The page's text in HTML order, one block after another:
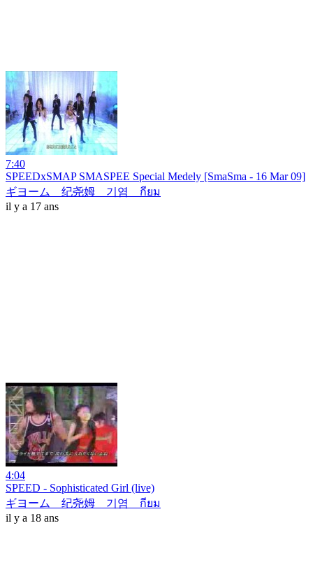
7:40
SPEEDxSMAP SMASPEE Special Medely [SmaSma - 16 Mar 09]
ギヨーム 纪尧姆 기염 กียม
il y a 17 ans
4:04
SPEED - Sophisticated Girl (live)
ギヨーム 纪尧姆 기염 กียม
il y a 18 ans